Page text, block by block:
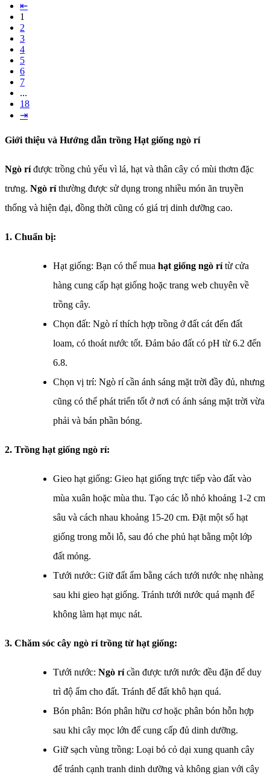
⇤
1
2
3
4
5
6
7
...
18
⇥
Giới thiệu và Hướng dẫn trồng Hạt giống ngò rí
Ngò ríđược trồng chủ yếu vì lá, hạt và thân cây có mùi thơm đặc
trưng. Ngò ríthường được sử dụng trong nhiều món ăn truyền
thống và hiện đại, đồng thời cũng có giá trị dinh dưỡng cao.
1. Chuẩn bị:
Hạt giống: Bạn có thể mua hạt giống ngò rítừ cửa
hàng cung cấp hạt giống hoặc trang web chuyên về
trồng cây.
Chọn đất: Ngò rí thích hợp trồng ở đất cát đến đất
loam, có thoát nước tốt. Đảm bảo đất có pH từ 6.2 đến
6.8.
Chọn vị trí: Ngò rí cần ánh sáng mặt trời đầy đủ, nhưng
cũng có thể phát triển tốt ở nơi có ánh sáng mặt trời vừa
phải và bán phần bóng.
2. Trồng hạt giống ngò rí:
Gieo hạt giống: Gieo hạt giống trực tiếp vào đất vào
mùa xuân hoặc mùa thu. Tạo các lỗ nhỏ khoảng 1-2 cm
sâu và cách nhau khoảng 15-20 cm. Đặt một số hạt
giống trong mỗi lỗ, sau đó che phủ hạt bằng một lớp
đất mỏng.
Tưới nước: Giữ đất ẩm bằng cách tưới nước nhẹ nhàng
sau khi gieo hạt giống. Tránh tưới nước quá mạnh để
không làm hạt mục nát.
3. Chăm sóc cây ngò rí trồng từ hạt giống:
Tưới nước: Ngò rícần được tưới nước đều đặn để duy
trì độ ẩm cho đất. Tránh để đất khô hạn quá.
Bón phân: Bón phân hữu cơ hoặc phân bón hỗn hợp
sau khi cây mọc lớn để cung cấp đủ dinh dưỡng.
Giữ sạch vùng trồng: Loại bỏ cỏ dại xung quanh cây
để tránh cạnh tranh dinh dưỡng và không gian với cây